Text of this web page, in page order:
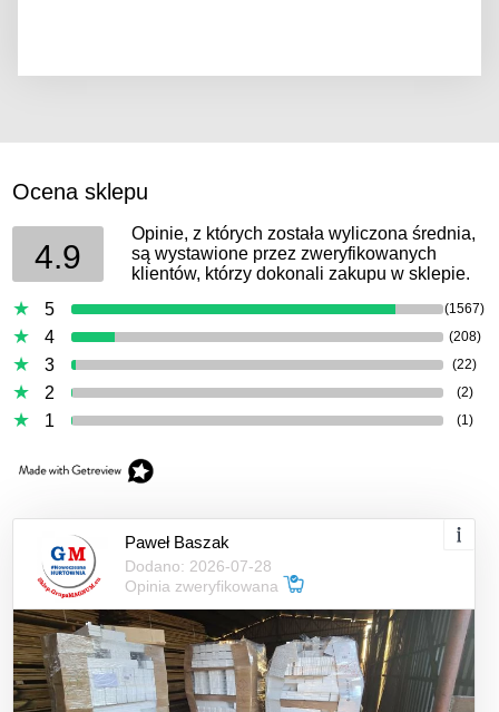
Ocena sklepu
4.9
Opinie, z których została wyliczona średnia,
są wystawione przez zweryfikowanych
klientów, którzy dokonali zakupu w sklepie.
5
(1567)
4 (208)
3 (22)
2 (2)
1 (1)
Paweł Baszak
Dodano: 2026-07-28
Opinia zweryfikowana